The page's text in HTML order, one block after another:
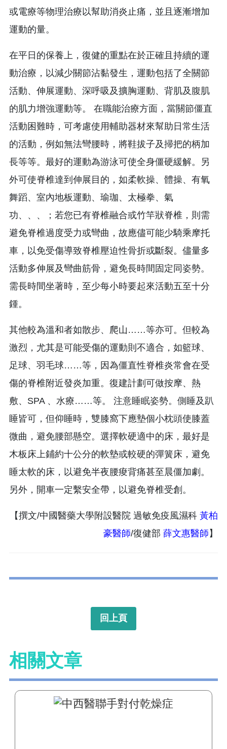
或電療等物理治療以幫助消炎止痛，並且逐漸增加
運動的量。
在平日的保養上，復健的重點在於正確且持續的運
動治療，以減少關節沾黏發生，運動包括了全關節
活動、伸展運動、深呼吸及擴胸運動、背肌及腹肌
的肌力增強運動等。 在職能治療方面，當關節僵直
活動困難時，可考慮使用輔助器材來幫助日常生活
的活動，例如無法彎腰時，將鞋拔子及掃把的柄加
長等等。最好的運動為游泳可使全身僵硬緩解。另
外可使脊椎達到伸展目的，如柔軟操、體操、有氧
舞蹈、室內地板運動、瑜珈、太極拳、氣
功、、、；若您已有脊椎融合或竹竿狀脊椎，則需
避免脊椎過度受力或彎曲，故應儘可能少騎乘摩托
車，以免受傷導致脊椎壓迫性骨折或斷裂。儘量多
活動多伸展及彎曲筋骨，避免長時間固定同姿勢。
需長時間坐著時，至少每小時要起來活動五至十分
鍾。
其他較為溫和者如散步、爬山……等亦可。但較為
激烈，尤其是可能受傷的運動則不適合，如籃球、
足球、羽毛球……等，因為僵直性脊椎炎常會在受
傷的脊椎附近發炎加重。復建計劃可做按摩、熱
敷、SPA 、水療……等。 注意睡眠姿勢。側睡及趴
睡皆可，但仰睡時，雙膝窩下應墊個小枕頭使膝蓋
微曲，避免腰部懸空。選擇軟硬適中的床，最好是
木板床上鋪約十公分的軟墊或較硬的彈簧床，避免
睡太軟的床，以避免半夜腰痠背痛甚至晨僵加劇。
另外，開車一定繫安全帶，以避免脊椎受創。
【撰文/中國醫藥大學附設醫院 過敏免疫風濕科 黃柏
豪醫師/復健部 薛文惠醫師 】
回上頁
相關文章